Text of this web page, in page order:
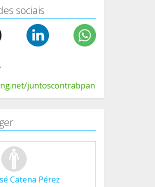
sociais
juntoscontrabpan
Catena Pérez